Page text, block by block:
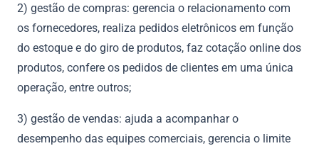
2) gestão de compras: gerencia o relacionamento com
os fornecedores, realiza pedidos eletrônicos em função
do estoque e do giro de produtos, faz cotação online dos
produtos, confere os pedidos de clientes em uma única
operação, entre outros;
3) gestão de vendas: ajuda a acompanhar o
desempenho das equipes comerciais, gerencia o limite